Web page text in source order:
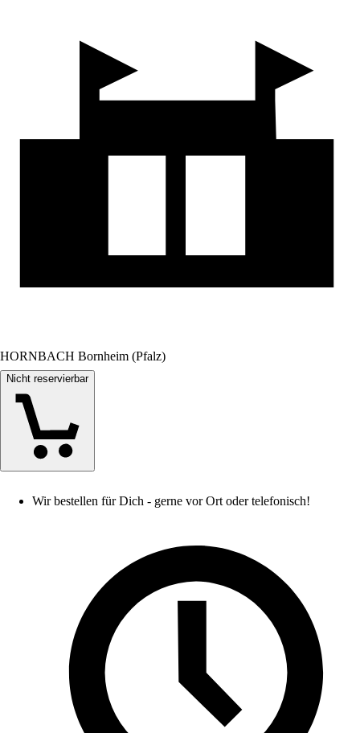
HORNBACH Bornheim (Pfalz)
Nicht reservierbar
Wir bestellen für Dich - gerne vor Ort oder telefonisch!